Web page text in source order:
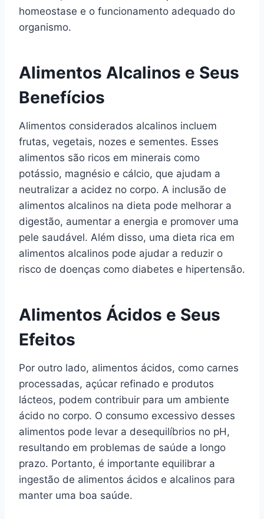
homeostase e o funcionamento adequado do
organismo.
Alimentos Alcalinos e Seus
Benefícios
Alimentos considerados alcalinos incluem
frutas, vegetais, nozes e sementes. Esses
alimentos são ricos em minerais como
potássio, magnésio e cálcio, que ajudam a
neutralizar a acidez no corpo. A inclusão de
alimentos alcalinos na dieta pode melhorar a
digestão, aumentar a energia e promover uma
pele saudável. Além disso, uma dieta rica em
alimentos alcalinos pode ajudar a reduzir o
risco de doenças como diabetes e hipertensão.
Alimentos Ácidos e Seus
Efeitos
Por outro lado, alimentos ácidos, como carnes
processadas, açúcar refinado e produtos
lácteos, podem contribuir para um ambiente
ácido no corpo. O consumo excessivo desses
alimentos pode levar a desequilíbrios no pH,
resultando em problemas de saúde a longo
prazo. Portanto, é importante equilibrar a
ingestão de alimentos ácidos e alcalinos para
manter uma boa saúde.